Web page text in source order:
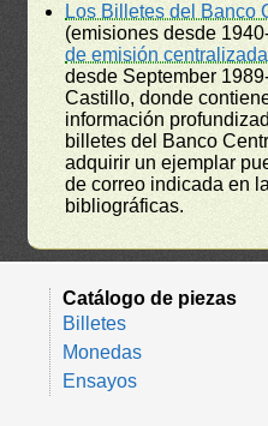
Los Billetes del Banco
(emisiones desde
de emisión
desde September
Castillo, donde
información
billetes del Banco
adquirir un ejemplar
de correo indicada en
bibliográficas.
Catálogo de piezas
Billetes
Monedas
Ensayos